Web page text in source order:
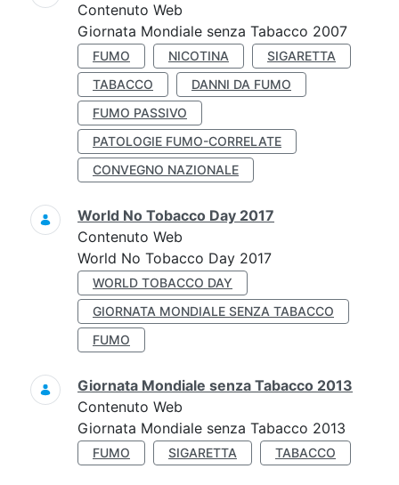
Contenuto Web
Giornata Mondiale senza Tabacco 2007
FUMO NICOTINA
SIGARETTA
TABACCO
DANNI DA FUMO
FUMO PASSIVO
PATOLOGIE FUMO-CORRELATE
CONVEGNO NAZIONALE
World No Tobacco Day 2017
Contenuto Web
World No Tobacco Day 2017
WORLD TOBACCO DAY
GIORNATA MONDIALE SENZA TABACCO
FUMO
Giornata Mondiale senza Tabacco 2013
Contenuto Web
Giornata Mondiale senza Tabacco 2013
FUMO SIGARETTA TABACCO